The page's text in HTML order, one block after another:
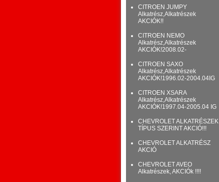
CITROEN JUMPY
Alkatrész,Alkatrészek
AKCIÓK!!
CITROEN NEMO
Alkatrész,Alkatrészek
AKCIÓK!2008.02-
CITROEN SAXO
Alkatrész,Alkatrészek
AKCIÓK!1996.02-2004.04IG
CITROEN XSARA
Alkatrész,Alkatrészek
AKCIÓK!1997.04-2005.04 IG
CHEVROLET ALKATRÉSZEK
TÍPUS SZERINT AKCIÓ!!!
CHEVROLET ALKATRÉSZ
AKCIÓ
CHEVROLET AVEO
Alkatrészek, AKCIÓk !!!!